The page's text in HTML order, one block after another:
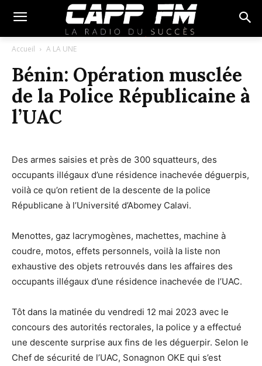
Accueil A LA UNE
Bénin: Opération musclée
de la Police Républicaine à
l’UAC
Des armes saisies et près de 300 squatteurs, des
occupants illégaux d’une résidence inachevée déguerpis,
voilà ce qu’on retient de la descente de la police
Républicane à l’Université d’Abomey Calavi.
Menottes, gaz lacrymogènes, machettes, machine à
coudre, motos, effets personnels, voilà la liste non
exhaustive des objets retrouvés dans les affaires des
occupants illégaux d’une résidence inachevée de l’UAC.
Tôt dans la matinée du vendredi 12 mai 2023 avec le
concours des autorités rectorales, la police y a effectué
une descente surprise aux fins de les déguerpir. Selon le
Chef de sécurité de l’UAC, Sonagnon OKE qui s’est